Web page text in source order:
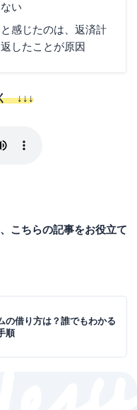
い
感じたのは、返済計
したことが原因
↓↓↓
こちらの記事をお役立て
の借り方は？誰でもわかる
順